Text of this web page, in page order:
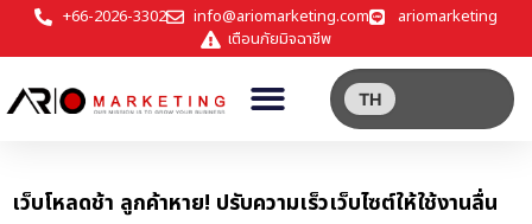
+66-2026-3302 info@ariomarketing.com
ariomarketing
เตือนภัยมิจฉาชีพ
TH
เว็บโหลดช้า ลูกค้าหาย! ปรับความเร็วเว็บไซต์ให้ใช้งานลื่น